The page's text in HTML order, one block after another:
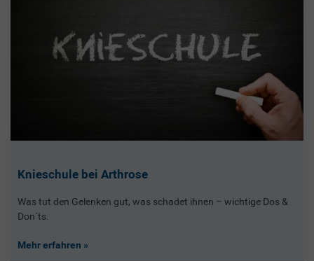
Knieschule bei Arthrose
Was tut den Gelenken gut, was schadet ihnen – wichtige Dos &
Don´ts.
Mehr erfahren